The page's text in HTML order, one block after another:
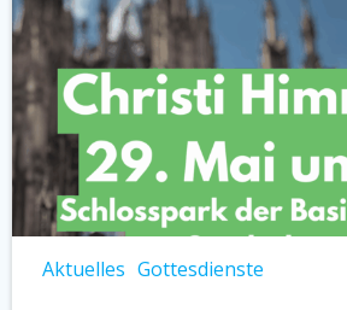
Aktuelles Gottesdienste